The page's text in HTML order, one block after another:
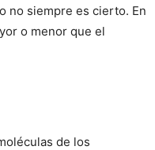
no siempre es cierto. En
o menor que el
de los